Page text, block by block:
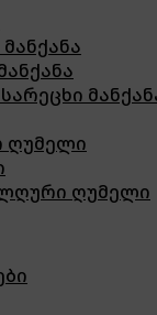
ღუმელი
ღუმელი